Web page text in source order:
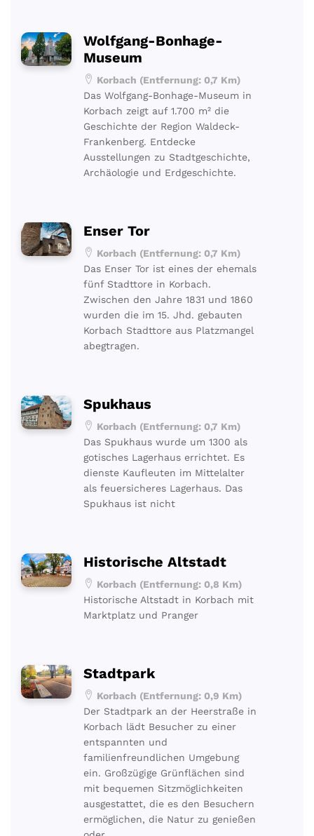
Wolfgang-Bonhage-
Museum
Korbach (Entfernung: 0,7 Km)
Das Wolfgang-Bonhage-Museum in
Korbach zeigt auf 1.700 m² die
Geschichte der Region Waldeck-
Frankenberg. Entdecke
Ausstellungen zu Stadtgeschichte,
Archäologie und Erdgeschichte.
Enser Tor
Korbach (Entfernung: 0,7 Km)
Das Enser Tor ist eines der ehemals
fünf Stadttore in Korbach.
Zwischen den Jahre 1831 und 1860
wurden die im 15. Jhd. gebauten
Korbach Stadttore aus Platzmangel
abegtragen.
Spukhaus
Korbach (Entfernung: 0,7 Km)
Das Spukhaus wurde um 1300 als
gotisches Lagerhaus errichtet. Es
dienste Kaufleuten im Mittelalter
als feuersicheres Lagerhaus. Das
Spukhaus ist nicht
Historische Altstadt
Korbach (Entfernung: 0,8 Km)
Historische Altstadt in Korbach mit
Marktplatz und Pranger
Stadtpark
Korbach (Entfernung: 0,9 Km)
Der Stadtpark an der Heerstraße in
Korbach lädt Besucher zu einer
entspannten und
familienfreundlichen Umgebung
ein. Großzügige Grünflächen sind
mit bequemen Sitzmöglichkeiten
ausgestattet, die es den Besuchern
ermöglichen, die Natur zu genießen